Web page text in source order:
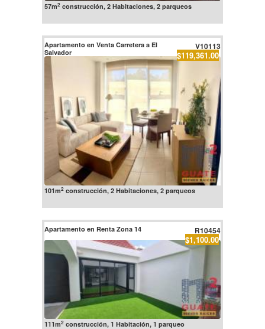
57m2construcción, 2 Habitaciones, 2 parqueos
Apartamento en Venta Carretera a El
Salvador
V10113
$119,361.00
101m2construcción, 2 Habitaciones, 2 parqueos
Apartamento en Renta Zona 14 R10454
$1,100.00
111m2construcción, 1 Habitación, 1 parqueo